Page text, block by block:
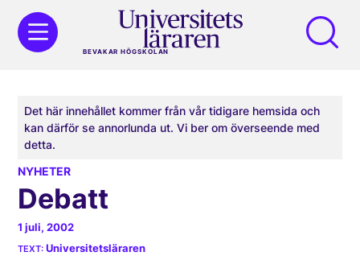
BEVAKAR HÖGSKOLAN
Det här innehållet kommer från vår tidigare hemsida och
kan därför se annorlunda ut. Vi ber om överseende med
detta.
NYHETER
Debatt
1 juli, 2002
Universitetsläraren